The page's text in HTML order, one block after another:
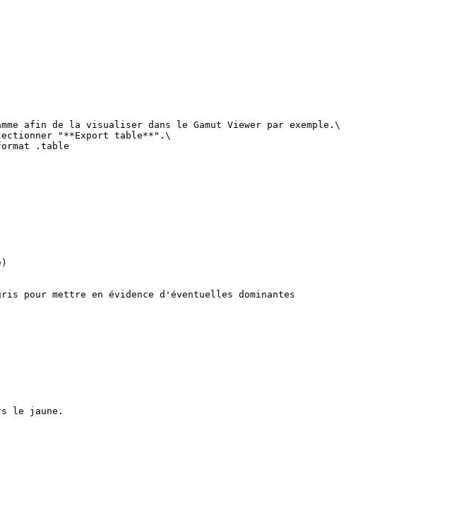
afin de la visualiser dans le Gamut Viewer par exemple.\
"**Export table**".\
.table
pour mettre en évidence d'éventuelles dominantes
le jaune.